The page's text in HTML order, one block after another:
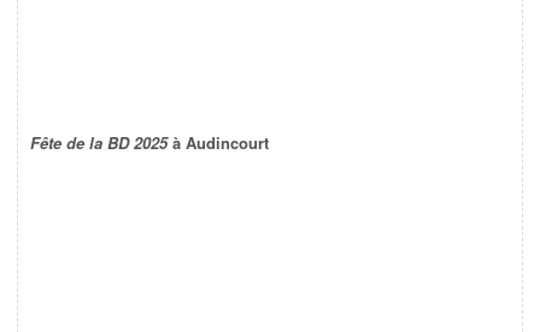
Fête de la BD 2025à Audincourt